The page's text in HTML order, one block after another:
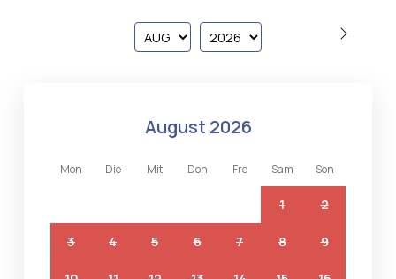
august 2026
mon die mit don fre sam son
1 2
3 4 5 6 7 8 9